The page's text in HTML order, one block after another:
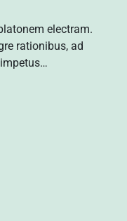
electram.
rationibus, ad